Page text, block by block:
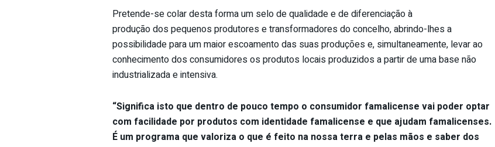
Pretende-se colar desta forma um selo de qualidade e de diferenciação à
produção dos pequenos produtores e transformadores do concelho, abrindo-lhes a
possibilidade para um maior escoamento das suas produções e, simultaneamente, levar ao
conhecimento dos consumidores os produtos locais produzidos a partir de uma base não
industrializada e intensiva.
“Significa isto que dentro de pouco tempo o consumidor famalicense vai poder optar
com facilidade por produtos com identidade famalicense e que ajudam famalicenses.
É um programa que valoriza o que é feito na nossa terra e pelas mãos e saber dos